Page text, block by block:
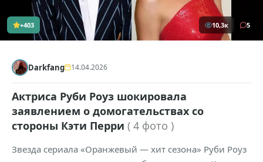
+403 10,3к 5
Darkfang 14.04.2026
Актриса Руби Роуз шокировала
заявлением о домогательствах со
стороны Кэти Перри ( 4 фото )
Звезда сериала «Оранжевый — хит сезона» Руби Роуз